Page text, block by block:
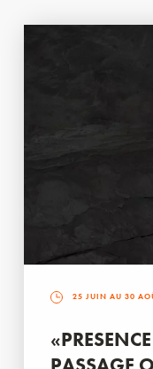
25 JUIN AU 30